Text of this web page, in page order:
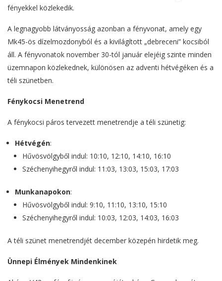
fényekkel közlekedik.
A legnagyobb látványosság azonban a fényvonat, amely egy
Mk45-ös dízelmozdonyból és a kivilágított „debreceni” kocsiból
áll. A fényvonatok november 30-tól január elejéig szinte minden
üzemnapon közlekednek, különösen az adventi hétvégéken és a
téli szünetben.
Fénykocsi Menetrend
A fénykocsi páros tervezett menetrendje a téli szünetig:
Hétvégén:
Hűvösvölgyből indul: 10:10, 12:10, 14:10, 16:10
Széchenyihegyről indul: 11:03, 13:03, 15:03, 17:03
Munkanapokon:
Hűvösvölgyből indul: 9:10, 11:10, 13:10, 15:10
Széchenyihegyről indul: 10:03, 12:03, 14:03, 16:03
A téli szünet menetrendjét december közepén hirdetik meg.
Ünnepi Élmények Mindenkinek